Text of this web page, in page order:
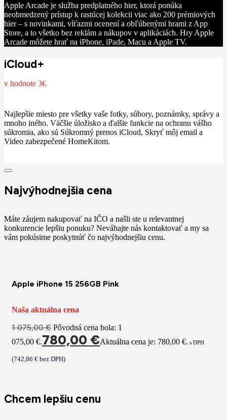
Apple Arcade je služba predplatného hier, ktorá ponúka
neobmedzený prístup k rastúcej kolekcii viac ako 200 prémiových
hier – s novinkami, víťazmi ocenení a obľúbenými hrami z App
Store, a to všetko bez reklám a nákupov v aplikáciách. Hry Apple
Arcade môžete hrať na iPhone, iPade, Macu a Apple TV.
iCloud+
v hodnote 3€
Najlepšie miesto pre všetky vaše fotky, súbory, poznámky, správy a
mnoho iného. Väčšie úložisko a ďalšie funkcie na ochranu vášho
súkromia, ako sú Súkromný prenos iCloud, Skryť môj email a
Video zabezpečené HomeKitom.
Najvýhodnejšia cena
Máte záujem nakupovať na IČO a našli ste u relevantnej
konkurencie lepšiu ponuku? Neváhajte nás kontaktovať a my sa
vám pokúsime poskytnúť čo najvýhodnejšiu cenu.
Apple iPhone 15 256GB Pink
Naša aktuálna cena
1 075,00€ Pôvodná cena bola: 1
075,00 €.780,00 €Aktuálna cena je: 780,00 €. s DPH
(742,86 € bez DPH)
Chcem lepšiu cenu